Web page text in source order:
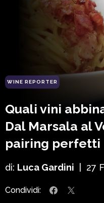
WINE REPORTER
Quali vini
Dal Marsala al
pairing perfetti
di: Luca Gardini 27
Condividi: